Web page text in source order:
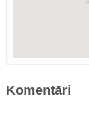
Komentāri